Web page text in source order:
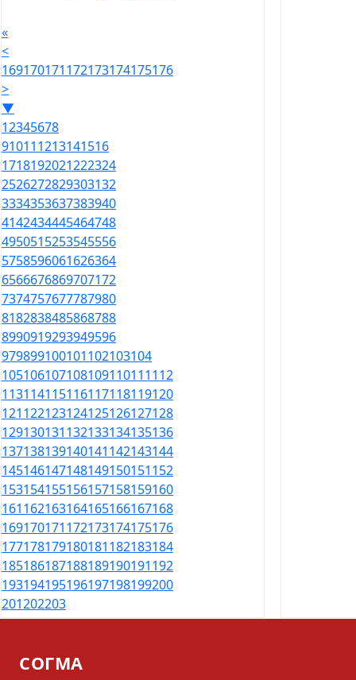
«
<
169170171172173174175176
>
▼
12345678
910111213141516
1718192021222324
2526272829303132
3334353637383940
4142434445464748
4950515253545556
5758596061626364
6566676869707172
7374757677787980
8182838485868788
8990919293949596
979899100101102103104
105106107108109110111112
113114115116117118119120
121122123124125126127128
129130131132133134135136
137138139140141142143144
145146147148149150151152
153154155156157158159160
161162163164165166167168
169170171172173174175176
177178179180181182183184
185186187188189190191192
193194195196197198199200
201202203
СОГМА